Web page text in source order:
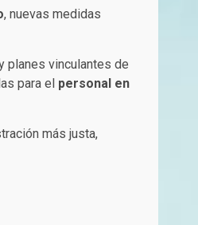
, nuevas medidas
planes vinculantes de
para el personal en
más justa,